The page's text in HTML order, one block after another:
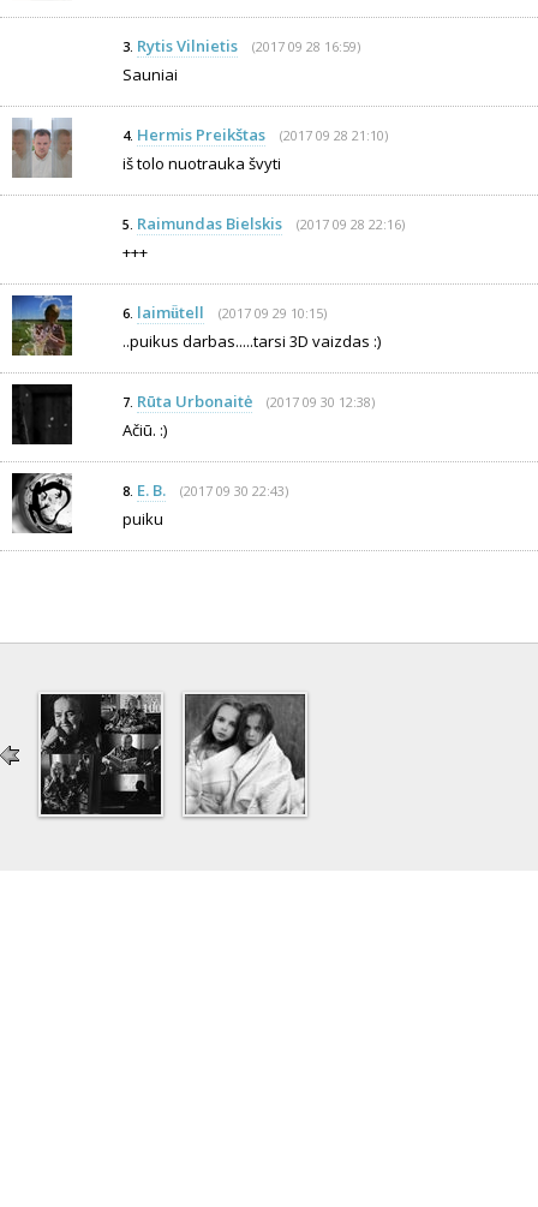
3. Rytis Vilnietis (2017 09 28 16:59)
Sauniai
4. Hermis Preikštas (2017 09 28 21:10)
iš tolo nuotrauka švyti
5. Raimundas Bielskis (2017 09 28 22:16)
+++
6. laimǚtell (2017 09 29 10:15)
..puikus darbas.....tarsi 3D vaizdas :)
7. Rūta Urbonaitė (2017 09 30 12:38)
Ačiū. :)
8. E. B. (2017 09 30 22:43)
puiku